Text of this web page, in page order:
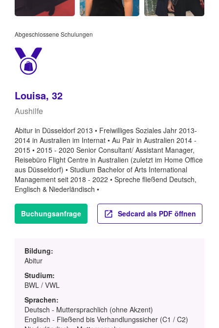
Abgeschlossene Schulungen
Louisa, 32
Aushilfe
Abitur in Düsseldorf 2013 • Freiwilliges Soziales Jahr 2013-
2014 in Australien im Internat • Au Pair in Australien 2014 -
2015 • 2015 - 2020 Senior Consultant/ Assistant Manager,
Reisebüro Flight Centre in Australien (zuletzt im Home Office
aus Düsseldorf) • Studium Bachelor of Arts International
Management seit 2018 - 2022 • Spreche fließend Deutsch,
Englisch & Niederländisch •
Buchungsanfrage Sedcard als PDF öffnen
Bildung:
Abitur
Studium:
BWL / VWL
Sprachen:
Deutsch - Muttersprachlich (ohne Akzent)
Englisch - Fließend bis Verhandlungssicher (C1 / C2)